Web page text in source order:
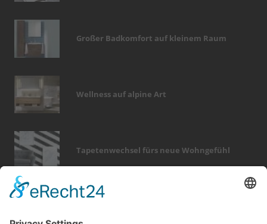
Großer Badkomfort auf kleinem Raum
Wellness auf alpine Art
Tapetenwechsel fürs neue Wohngefühl